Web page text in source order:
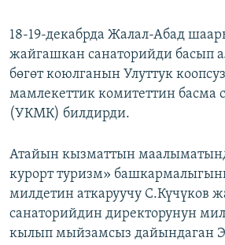
18-19-декабрда Жалал-Абад
жайгашкан санаторийди басып
бөгөт коюлганын Улуттук
мамлекеттик комитеттин басма
(УКМК) билдирди.
Атайын кызматтын
курорт туризм»
милдетин аткаруучу С.Күчүков
санаторийдин директорунун
кылып мыйзамсыз дайындаган